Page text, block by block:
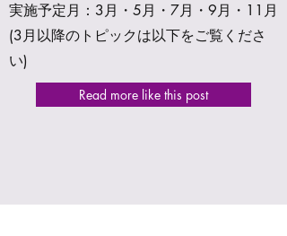
実施予定月：3月・5月・7月・9月・11月
(3月以降のトピックは以下をご覧くださ
い)
Read more like this post